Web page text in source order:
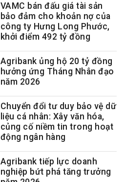
VAMC bán đấu giá tài sản
bảo đảm cho khoản nợ của
công ty Hưng Long Phước,
khởi điểm 492 tỷ đồng
Agribank ủng hộ 20 tỷ đồng
hưởng ứng Tháng Nhân đạo
năm 2026
Chuyển đổi tư duy bảo vệ dữ
liệu cá nhân: Xây văn hóa,
củng cố niềm tin trong hoạt
động ngân hàng
Agribank tiếp lực doanh
nghiệp bứt phá tăng trưởng